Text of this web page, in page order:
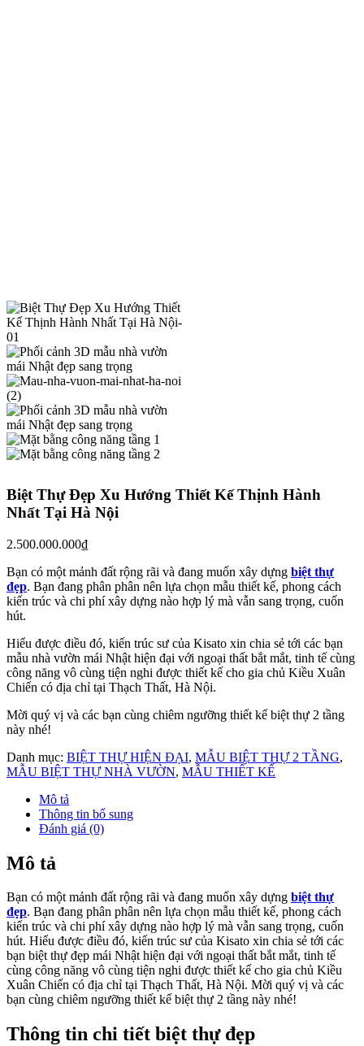
Biệt Thự Đẹp Xu Hướng Thiết Kế Thịnh Hành
Nhất Tại Hà Nội
2.500.000.000₫
Bạn có một mảnh đất rộng rãi và đang muốn xây dựng biệt thự
đẹp. Bạn đang phân phân nên lựa chọn mẫu thiết kế, phong cách
kiến trúc và chi phí xây dựng nào hợp lý mà vẫn sang trọng, cuốn
hút.
Hiểu được điều đó, kiến trúc sư của Kisato xin chia sẻ tới các bạn
mẫu nhà vườn mái Nhật hiện đại với ngoại thất bắt mắt, tinh tế cùng
công năng vô cùng tiện nghi được thiết kế cho gia chủ Kiều Xuân
Chiến có địa chỉ tại Thạch Thất, Hà Nội.
Mời quý vị và các bạn cùng chiêm ngưỡng thiết kế biệt thự 2 tầng
này nhé!
Danh mục: BIỆT THỰ HIỆN ĐẠI, MẪU BIỆT THỰ 2 TẦNG,
MẪU BIỆT THỰ NHÀ VƯỜN, MẪU THIẾT KẾ
Mô tả
Thông tin bổ sung
Đánh giá (0)
Mô tả
Bạn có một mảnh đất rộng rãi và đang muốn xây dựng biệt thự
đẹp. Bạn đang phân phân nên lựa chọn mẫu thiết kế, phong cách
kiến trúc và chi phí xây dựng nào hợp lý mà vẫn sang trọng, cuốn
hút. Hiểu được điều đó, kiến trúc sư của Kisato xin chia sẻ tới các
bạn biệt thự đẹp mái Nhật hiện đại với ngoại thất bắt mắt, tinh tế
cùng công năng vô cùng tiện nghi được thiết kế cho gia chủ Kiều
Xuân Chiến có địa chỉ tại Thạch Thất, Hà Nội. Mời quý vị và các
bạn cùng chiêm ngưỡng thiết kế biệt thự 2 tầng này nhé!
Thông tin chi tiết biệt thự đẹp